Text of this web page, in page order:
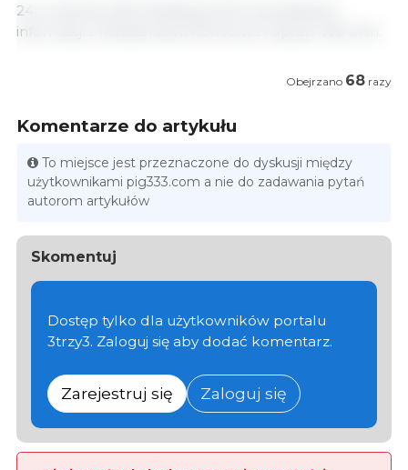
24 września, 2021/ Redakcja 333 na podstawie
informacji z Ministerstwa Rolnictwa i Spraw Wsi Chin.
Obejrzano 68 razy
Komentarze do artykułu
To miejsce jest przeznaczone do dyskusji między
użytkownikami pig333.com a nie do zadawania pytań
autorom artykułów
Skomentuj
Dostęp tylko dla użytkowników portalu
3trzy3. Zaloguj się aby dodać komentarz.
Zarejestruj się Zaloguj się